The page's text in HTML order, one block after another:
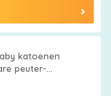
katoenen
peuter-